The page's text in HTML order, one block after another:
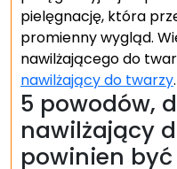
pielęgnację, która
promienny wygląd.
nawilżającego do
nawilżający do twarzy.
5 powodów,
nawilżający
powinien